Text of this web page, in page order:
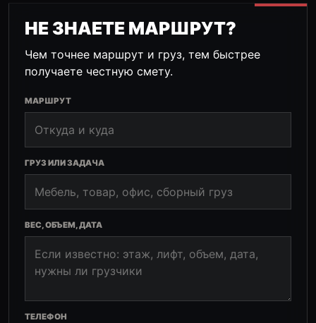
НЕ ЗНАЕТЕ МАРШРУТ?
Чем точнее маршрут и груз, тем быстрее
получаете честную смету.
МАРШРУТ
ГРУЗ ИЛИ ЗАДАЧА
ВЕС, ОБЪЕМ, ДАТА
ТЕЛЕФОН